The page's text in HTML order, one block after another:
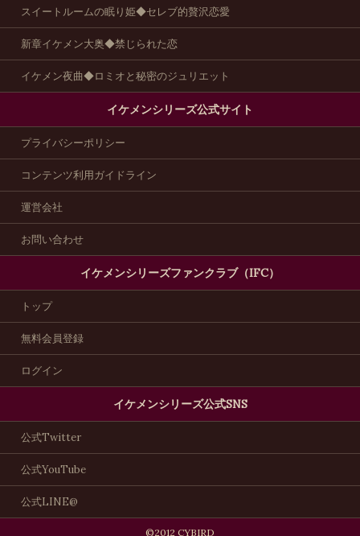
スイートルームの眠り姫◆セレブ的贅沢恋愛
新章イケメン大奥◆禁じられた恋
イケメン夜曲◆ロミオと秘密のジュリエット
イケメンシリーズ公式サイト
プライバシーポリシー
コンテンツ利用ガイドライン
運営会社
お問い合わせ
イケメンシリーズファンクラブ（IFC）
トップ
無料会員登録
ログイン
イケメンシリーズ公式SNS
公式Twitter
公式YouTube
公式LINE@
©2012 CYBIRD